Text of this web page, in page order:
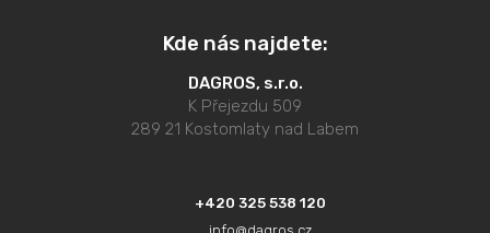
Kde nás najdete:
DAGROS, s.r.o.
K Přejezdu 509
289 21 Kostomlaty nad Labem
+420 325 538 120
info@dagros.cz